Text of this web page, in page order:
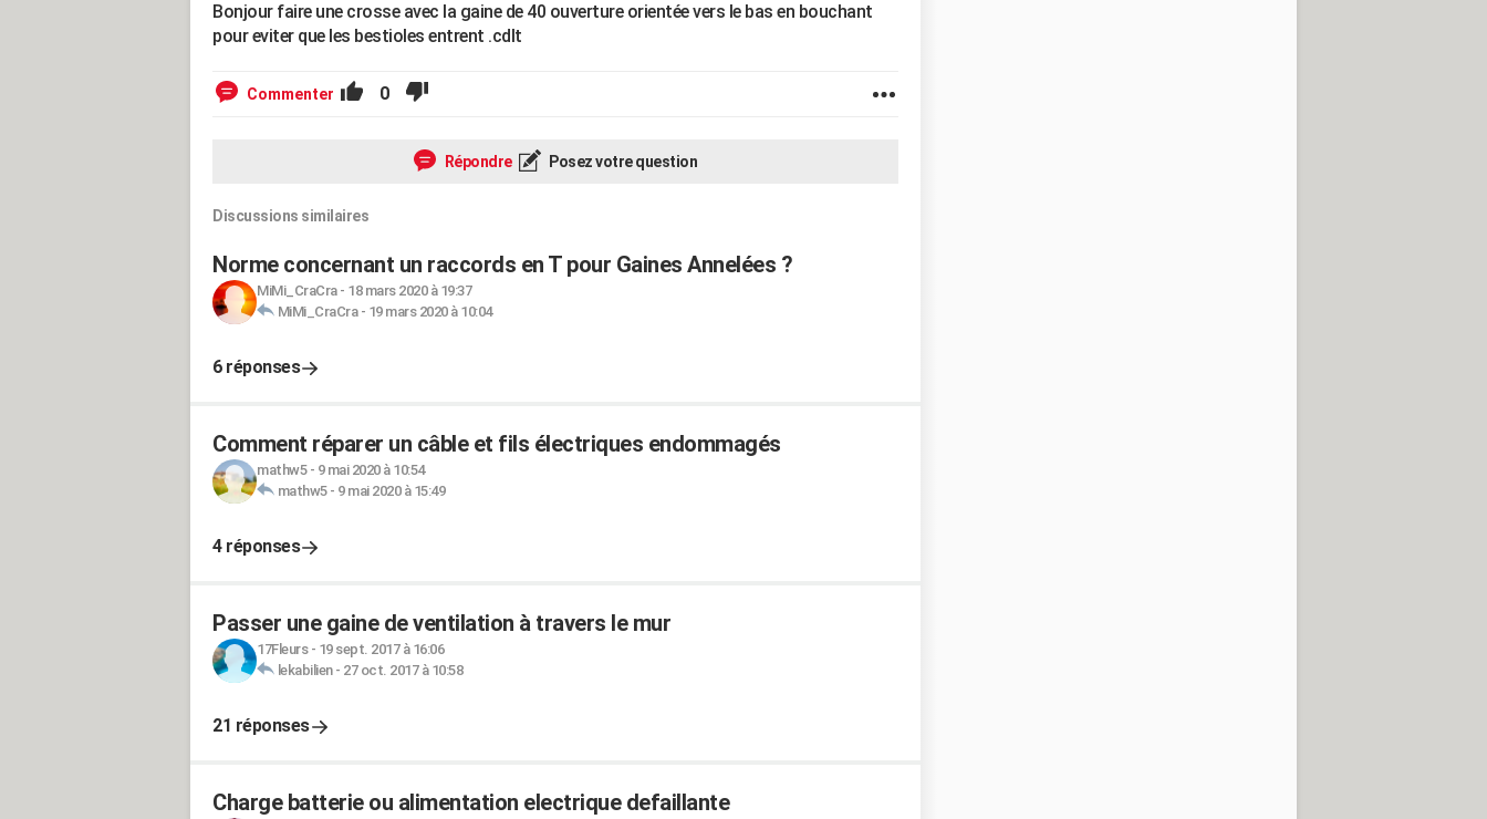
Bonjour faire une crosse avec la gaine de 40 ouverture orientée vers le bas en bouchant
pour eviter que les bestioles entrent .cdlt
Commenter 0
Répondre Posez votre question
Discussions similaires
Norme concernant un raccords en T pour Gaines Annelées ?
MiMi_CraCra- 18 mars 2020 à 19:37
MiMi_CraCra- 19 mars 2020 à 10:04
6 réponses
Comment réparer un câble et fils électriques endommagés
mathw5- 9 mai 2020 à 10:54
mathw5- 9 mai 2020 à 15:49
4 réponses
Passer une gaine de ventilation à travers le mur
17Fleurs- 19 sept. 2017 à 16:06
lekabilien- 27 oct. 2017 à 10:58
21 réponses
Charge batterie ou alimentation electrique defaillante